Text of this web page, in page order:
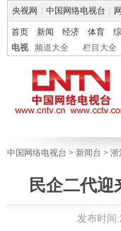
央视网 中国网络电视台
首页 新闻 经济 体育
电视
频道大全 栏目大全
中国网络电视台 > 新闻台 > 浙
民企二代
发布时间